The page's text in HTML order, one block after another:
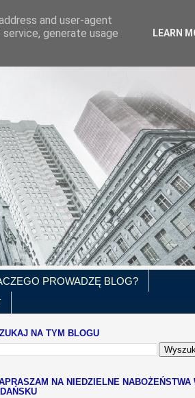
PROWADZĘ BLOG?
NA TYM BLOGU
NA NIEDZIELNE NABOŻEŃSTWA
and user-agent
generate usage
LEARN